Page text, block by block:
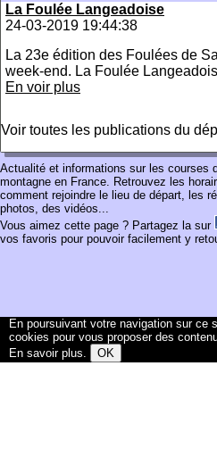
La Foulée Langeadoise
24-03-2019 19:44:38
La 23e édition des Foulées de
week-end. La Foulée
En voir plus
Voir toutes les publications du
Actualité et informations sur les courses
montagne en France. Retrouvez les
comment rejoindre le lieu de départ, les
photos, des vidéos...
Vous aimez cette page ? Partagez la sur
vos favoris pour pouvoir facilement y
En poursuivant votre navigation sur ce
cookies pour vous proposer des
En savoir plus. OK